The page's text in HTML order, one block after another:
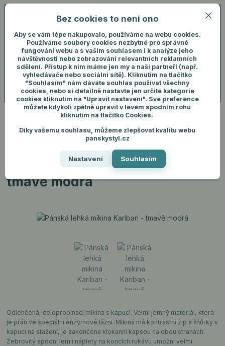
Menu
+420 731 292 460
Přihlášení
Hledat
ks
Úvod Pánské oblečení Mikiny
Pánská lehká mikina Kariban - tmavě
Pánská lehká mikina Kariban -
tmavě modrá
Odlehčená, celopropínací mikina s kapucí. Velmi jemný materiál, která
je prán ve speciální enzymové lázni. Mikina má kontrastní zip a šňůrky v
kapuci na stažení, je zakončena klokanní kapsou na obou stranách.
Žebrovitý spodní lem i náplety na koncích rukávu umožní velmi
Bez cookies to není ono
Aby se vám lépe nakupovalo, používáme na webu cookies.
Používáme soubory cookies nezbytné pro správné
fungování webu a s vaším souhlasem i k analýze jeho
návštěvnosti nebo zobrazování relevantních reklamních
sdělení. Přístup k nim máme jen my a naši partneři (např.
vyhledávače nebo sociální sítě). Kliknutím na tlačítko
"Souhlasím" nám dáváte souhlas používat všechny
cookies, nebo si detailně nastavte jen určité kategorie
cookies kliknutím na "Upravit nastavení". Své preference
můžete kdykoli zpětně upravit v levém spodním rohu
kliknutím na tlačítko Cookies.
Díky vašemu souhlasu, můžeme zlepšovat kvalitu webu
panskystyl.cz
Nastavení Souhlasím